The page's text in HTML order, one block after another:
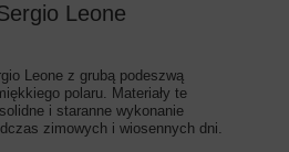
Leone
Leone z grubą podeszwą
polaru. Materiały te
i staranne wykonanie
zimowych i wiosennych dni.